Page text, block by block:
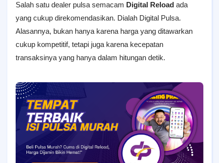
Salah satu dealer pulsa semacam Digital Reload ada
yang cukup direkomendasikan. Dialah Digital Pulsa.
Alasannya, bukan hanya karena harga yang ditawarkan
cukup kompetitif, tetapi juga karena kecepatan
transaksinya yang hanya dalam hitungan detik.